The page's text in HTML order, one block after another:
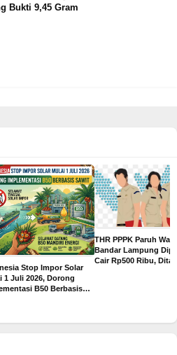
Bukti 9,45 Gram
Stop Impor Solar
1 Juli 2026, Dorong
B50 Berbasis
THR PPPK Paruh
Bandar Lampung
Cair Rp500 Ribu,